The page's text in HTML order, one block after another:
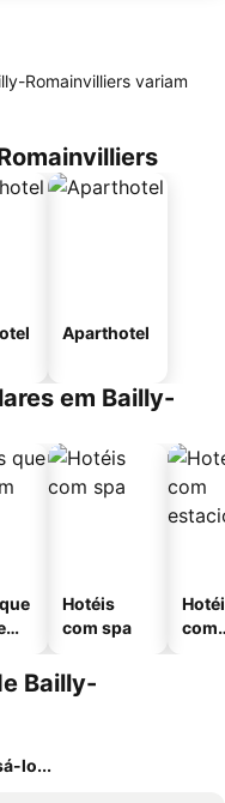
Romainvilliers variam
Aparthotel
em Bailly-
Hotéis
com spa
com
Bailly-
lo...